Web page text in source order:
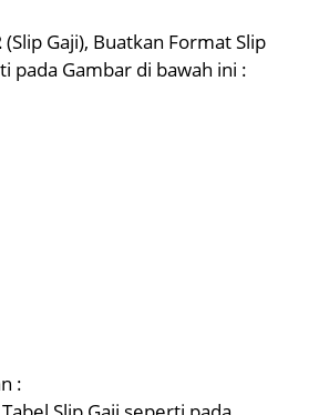
(Slip Gaji), Buatkan Format Slip
pada Gambar di bawah ini :
: